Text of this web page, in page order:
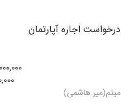
درخواست اجاره آپارتمان
میثم(میر هاشمی)